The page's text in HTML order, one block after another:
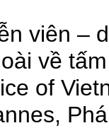
viên –
về
of